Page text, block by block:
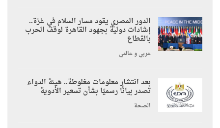
الدور المصري يقود مسار السلام في غزة..
إشادات دولية بجهود القاهرة لوقف الحرب
بالقطاع
عربي و عالمي
بعد انتشار معلومات مغلوطة.. هيئة الدواء
تصدر بيانًا رسميًا بشأن تسعير الأدوية
الصحة